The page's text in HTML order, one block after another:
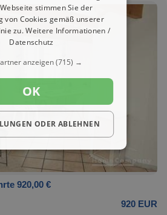
920,00 €
920 EUR
stimmen Sie der
von Cookies gemäß unserer
zu.Weitere Informationen /
Datenschutz
anzeigen(715) →
OK
ODER ABLEHNEN